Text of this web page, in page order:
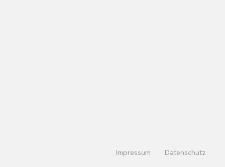
Impressum Datenschutz